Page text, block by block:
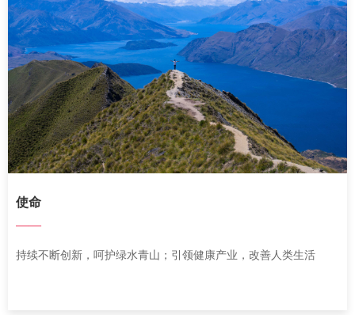
使命
——
持续不断创新，呵护绿水青山； 引领健康产业，改善人类生活